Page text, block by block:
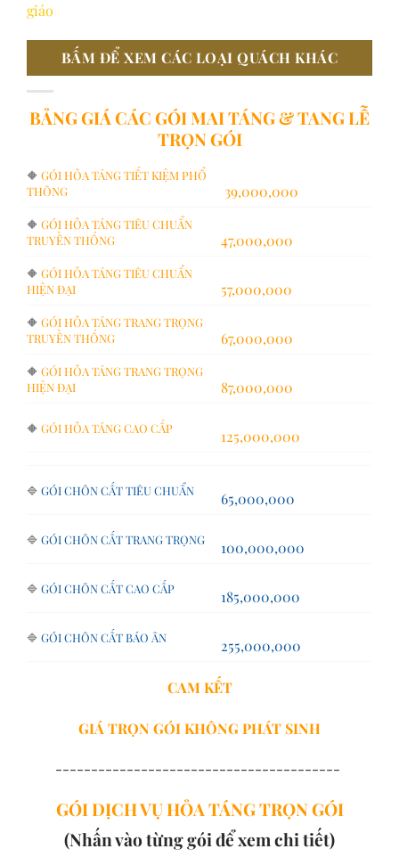
giáo
BẤM ĐỂ XEM CÁC LOẠI QUÁCH KHÁC
BẢNG GIÁ CÁC GÓI MAI TÁNG & TANG LỄ
TRỌN GÓI
🔶 GÓI HỎA TÁNG TIẾT KIỆM PHỔ
THÔNG
39,000,000
🔶 GÓI HỎA TÁNG TIÊU CHUẨN
TRUYỀN THỐNG
47,000,000
🔶 GÓI HỎA TÁNG TIÊU CHUẨN
HIỆN ĐẠI
57,000,000
🔶 GÓI HỎA TÁNG TRANG TRỌNG
TRUYỀN THỐNG
67,000,000
🔶 GÓI HỎA TÁNG TRANG TRỌNG
HIỆN ĐẠI
87,000,000
🔶 GÓI HỎA TÁNG CAO CẤP 125,000,000
🔷 GÓI CHÔN CẤT TIÊU CHUẨN 65,000,000
🔷 GÓI CHÔN CẤT TRANG TRỌNG 100,000,000
🔷 GÓI CHÔN CẤT CAO CẤP 185,000,000
🔷 GÓI CHÔN CẤT BÁO ÂN 255,000,000
CAM KẾT
GIÁ TRỌN GÓIKHÔNG PHÁT SINH
----------------------------------------
GÓI DỊCH VỤ HỎA TÁNG TRỌN GÓI
(Nhấn vào từng gói để xem chi tiết)